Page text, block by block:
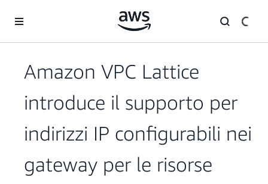
Amazon VPC Lattice
introduce il supporto per
indirizzi IP configurabili nei
gateway per le risorse